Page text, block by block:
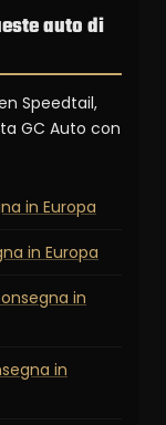
auto di
Speedtail,
GC Auto con
in Europa
in Europa
in
in